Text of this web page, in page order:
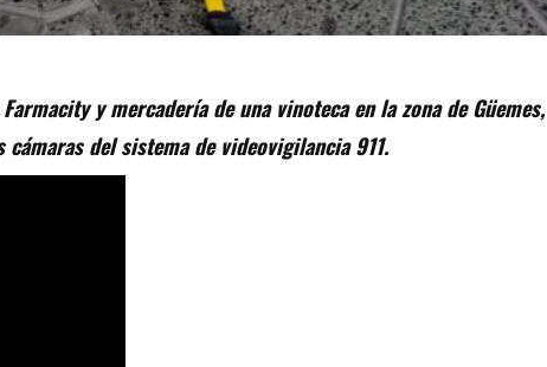
y mercadería de una vinoteca en la zona de Güemes,
del sistema de videovigilancia 911.